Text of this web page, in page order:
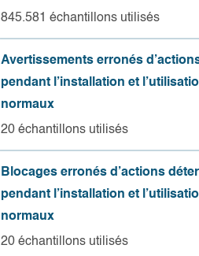
845.581 échantillons utilisés
Avertissements erronés
pendant l’installation et
normaux
20 échantillons utilisés
Blocages erronés d’actions
pendant l’installation et
normaux
20 échantillons utilisés